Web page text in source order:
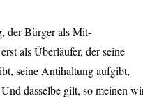
der Bürger als Mit-
als Überläufer, der seine
seine Antihaltung aufgibt,
dasselbe gilt, so meinen